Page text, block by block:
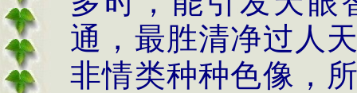
通，最胜清净过人
非情类种种色像，